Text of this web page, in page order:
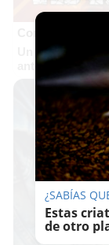
Un verdadero
antes, pero
¿SABÍAS
Estas
de otro